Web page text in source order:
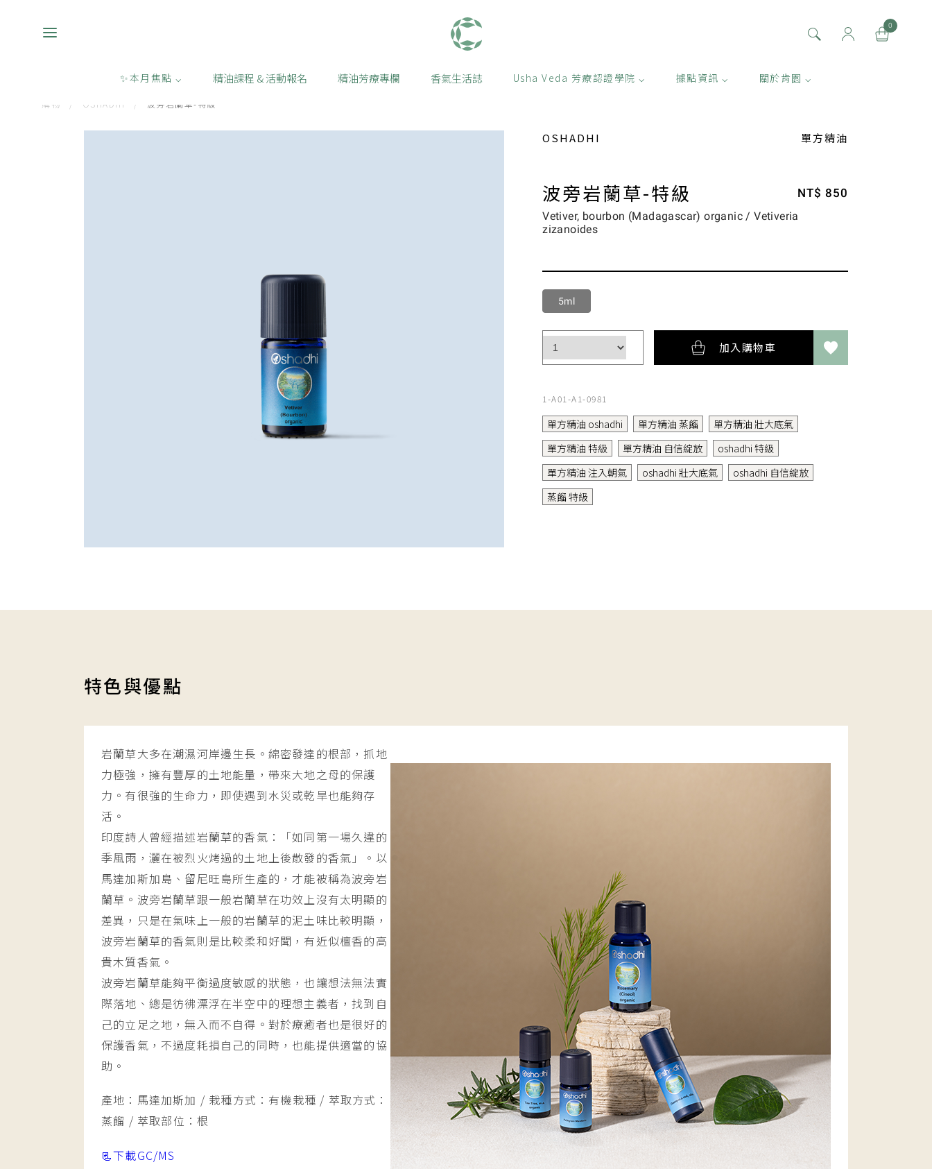
肯園 Canjune 0
✨本月焦點 ⌵ 精油課程 & 活動報名 精油芳療專欄 香氣生活誌 Usha Veda 芳療認證學院 ⌵ 據點資訊 ⌵ 關於肯園 ⌵
購物 / OSHADHI / 波旁岩蘭草-特級
OSHADHI 單方精油
波旁岩蘭草-特級 NT$ 850
Vetiver, bourbon (Madagascar) organic / Vetiveria
zizanoides
5ml
加入購物車
1-A01-A1-0981
單方精油 oshadhi 單方精油 蒸餾
單方精油 壯大底氣
單方精油 特級
單方精油 自信綻放
oshadhi 特級
單方精油 注入朝氣
oshadhi 壯大底氣
oshadhi 自信綻放
蒸餾 特級
特色與優點
岩蘭草大多在潮濕河岸邊生長。綿密發達的根部，抓地
力極強，擁有豐厚的土地能量，帶來大地之母的保護
力。有很強的生命力，即使遇到水災或乾旱也能夠存
活。
印度詩人曾經描述岩蘭草的香氣：「如同第一場久違的
季風雨，灑在被烈火烤過的土地上後散發的香氣」。以
馬達加斯加島、留尼旺島所生產的，才能被稱為波旁岩
蘭草。波旁岩蘭草跟一般岩蘭草在功效上沒有太明顯的
差異，只是在氣味上一般的岩蘭草的泥土味比較明顯，
波旁岩蘭草的香氣則是比較柔和好聞，有近似檀香的高
貴木質香氣。
波旁岩蘭草能夠平衡過度敏感的狀態，也讓想法無法實
際落地、總是彷彿漂浮在半空中的理想主義者，找到自
己的立足之地，無入而不自得。對於療癒者也是很好的
保護香氣，不過度耗損自己的同時，也能提供適當的協
助。
產地：馬達加斯加 / 栽種方式：有機栽種 / 萃取方式：
蒸餾 / 萃取部位：根
📃下載GC/MS